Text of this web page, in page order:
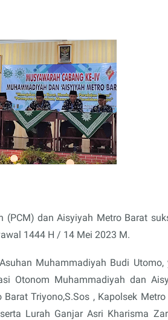
(PCM) dan Aisyiyah Metro Barat
1444 H / 14 Mei 2023 M.
Muhammadiyah Budi
Otonom Muhammadiyah dan
Triyono,S.Sos , Kapolsek
Lurah Ganjar Asri Kharisma